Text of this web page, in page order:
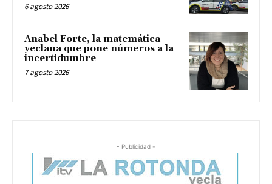
6 agosto 2026
Anabel Forte, la matemática
yeclana que pone números a la
incertidumbre
7 agosto 2026
- Publicidad -